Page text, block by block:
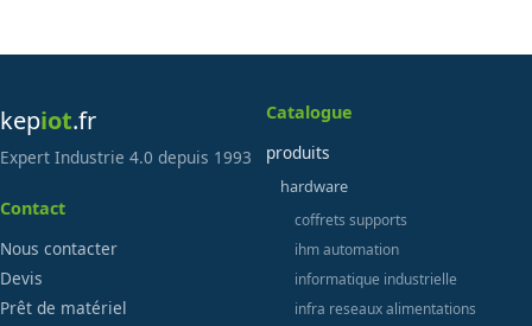
kepiot.fr
Expert Industrie 4.0 depuis 1993
Contact
Nous contacter
Devis
Prêt de matériel
Catalogue
produits
hardware
coffrets supports
ihm automation
informatique industrielle
infra reseaux alimentations